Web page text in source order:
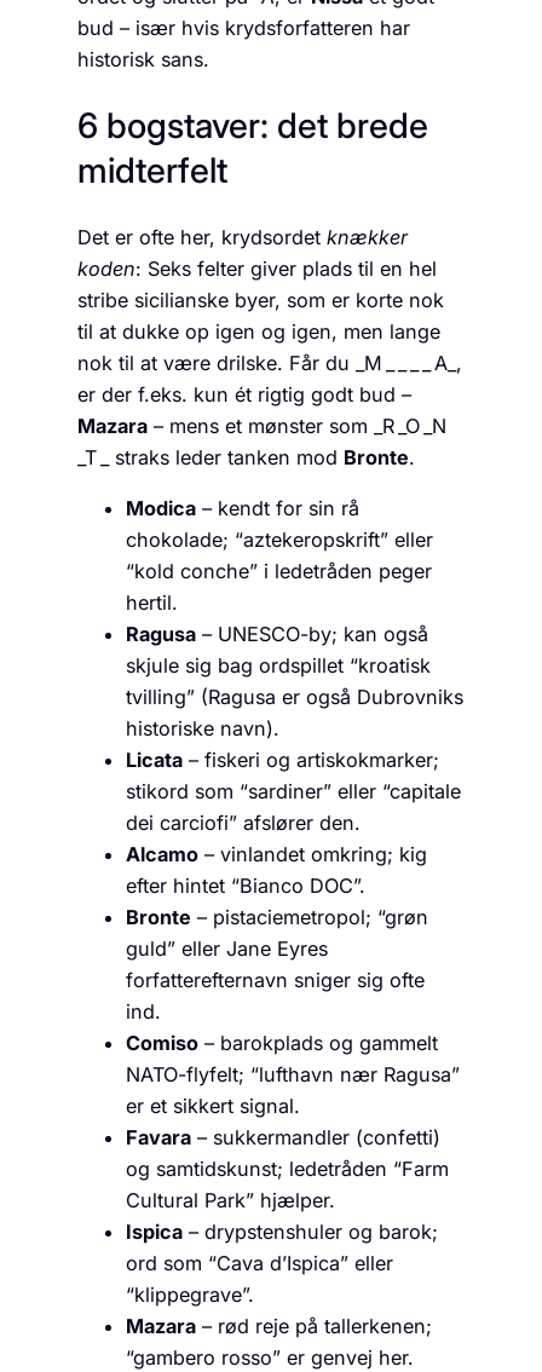
bud – især hvis krydsforfatteren har
historisk sans.
6 bogstaver: det brede
midterfelt
Det er ofte her, krydsordet knækker
koden: Seks felter giver plads til en hel
stribe sicilianske byer, som er korte nok
til at dukke op igen og igen, men lange
nok til at være drilske. Får du ­­­_M _ _ _ _ A_,
er der f.eks. kun ét rigtig godt bud –
Mazara – mens et mønster som ­­­_R _O _N
_T _ straks leder tanken mod Bronte.
Modica – kendt for sin rå
chokolade; “azteker­opskrift” eller
“kold conche” i ledetråden peger
hertil.
Ragusa – UNESCO-by; kan også
skjule sig bag ordspillet “kroatisk
tvilling” (Ragusa er også Dubrovniks
historiske navn).
Licata – fiskeri og artiskok­marker;
stikord som “sardiner” eller “capitale
dei carciofi” afslører den.
Alcamo – vinlandet omkring; kig
efter hintet “Bianco DOC”.
Bronte – pistacie­metropol; “grøn
guld” eller Jane Eyres
forfatterefternavn sniger sig ofte
ind.
Comiso – barokplads og gammelt
NATO-flyfelt; “lufthavn nær Ragusa”
er et sikkert signal.
Favara – sukker­mandler (confetti)
og samtidskunst; ledetråden “Farm
Cultural Park” hjælper.
Ispica – drypstenshuler og barok;
ord som “Cava d’Ispica” eller
“klippegrave”.
Mazara – rød reje på tallerkenen;
“gambero rosso” er genvej her.